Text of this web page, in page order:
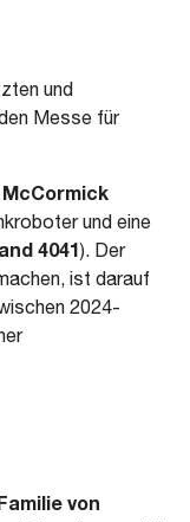
und
Messe für
McCormick
und eine
4041). Der
ist darauf
2024-
von